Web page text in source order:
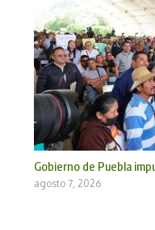
Gobierno de Puebla
agosto 7, 2026